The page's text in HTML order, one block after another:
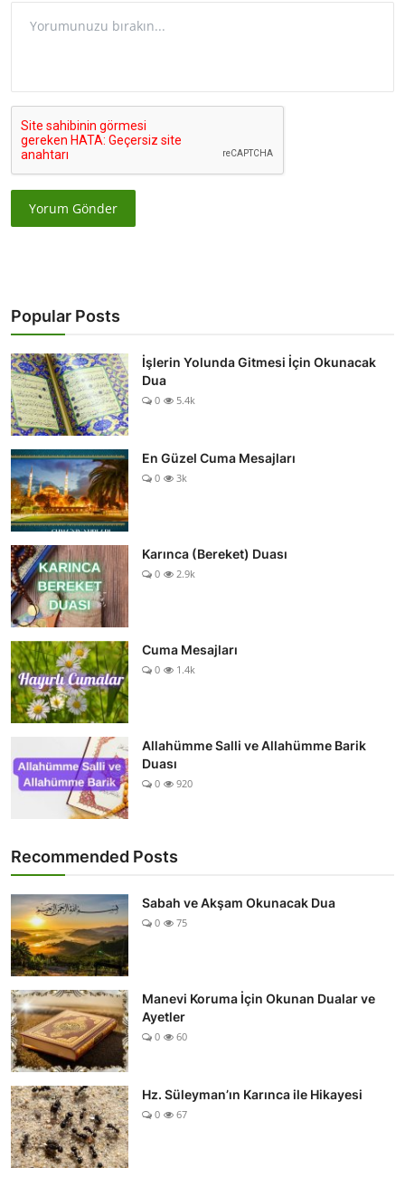
Yorum Gönder
Popular Posts
İşlerin Yolunda Gitmesi İçin Okunacak
Dua
0 5.4k
En Güzel Cuma Mesajları
0 3k
Karınca (Bereket) Duası
0 2.9k
Cuma Mesajları
0 1.4k
Allahümme Salli ve Allahümme Barik
Duası
0 920
Recommended Posts
Sabah ve Akşam Okunacak Dua
0 75
Manevi Koruma İçin Okunan Dualar ve
Ayetler
0 60
Hz. Süleyman’ın Karınca ile Hikayesi
0 67